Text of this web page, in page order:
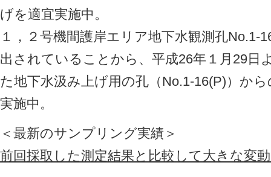
げを適宜実施中。
１，２号機間護岸エリア地下水観測孔No.1-
出されていることから、平成26年１月29日
た地下水汲み上げ用の孔（No.1-16(P)）か
実施中。
＜最新のサンプリング実績＞
前回採取した測定結果と比較して大きな変